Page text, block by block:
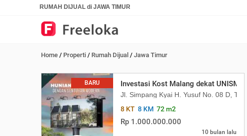
RUMAH DIJUAL di JAWA TIMUR
Home / Properti / Rumah Dijual / Jawa Timur
BARU Investasi Kost Malang dekat UNISMA,
Jl. Simpang Kyai H. Yusuf No. 08 D,
8 KT 8 KM 72 m2
Rp 1.000.000.000
10 bulan lalu